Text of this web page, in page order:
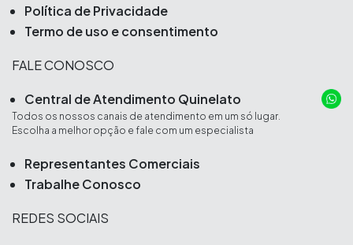
Política de Privacidade
Termo de uso e consentimento
FALE CONOSCO
Central de Atendimento Quinelato
Todos os nossos canais de atendimento em um só lugar.
Escolha a melhor opção e fale com um especialista
Representantes Comerciais
Trabalhe Conosco
REDES SOCIAIS